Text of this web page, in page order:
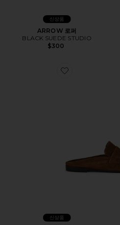
신상품
ARROW 로퍼
BLACK SUEDE STUDIO
$300
Favorite GABBY 로퍼
신상품